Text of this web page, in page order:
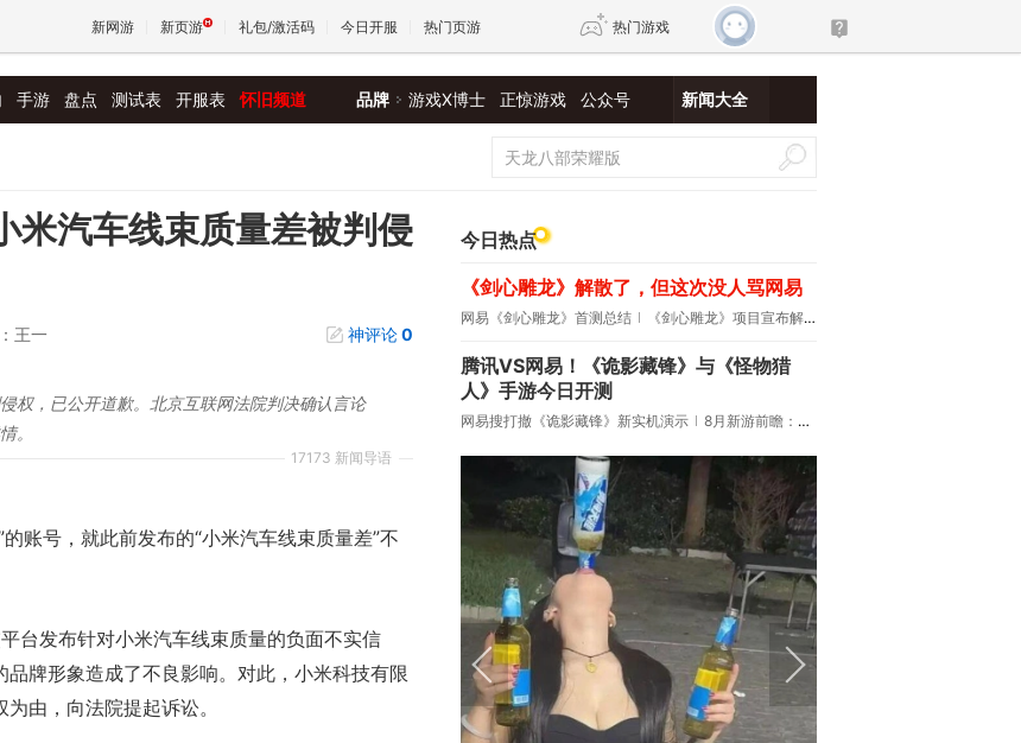
新网游 新页游 礼包/激活码 今日开服 热门页游 热门游戏
王权与自由 诛仙世界 新仙侠5
手游 盘点 测试表 开服表 怀旧频道 品牌 游戏X博士 正惊游戏 公众号 新闻大全
米汽车线束质量差被判侵
王一 神评论0
17173 新闻导语
权，已公开道歉。北京互联网法院判决确认言论
。
账号，就此前发布的“小米汽车线束质量差”不
台发布针对小米汽车线束质量的负面不实信
牌形象造成了不良影响。对此，小米科技有限
由，向法院提起诉讼。
今日热点
《剑心雕龙》解散了，但这次没人骂网易
网易《剑心雕龙》首测总结 《剑心雕龙》项目宣布解散
腾讯VS网易！《诡影藏锋》与《怪物猎
人》手游今日开测
网易搜打撤《诡影藏锋》新实机演示 8月新游前瞻：《诡秘之主》领衔